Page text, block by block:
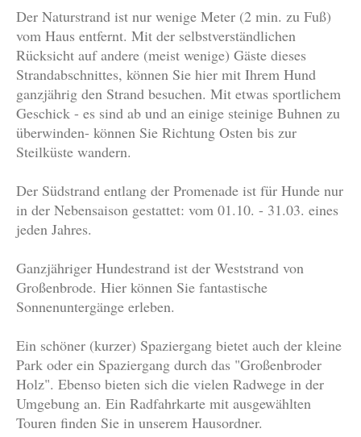
Der Naturstrand ist nur wenige Meter (2 min. zu Fuß)
vom Haus entfernt. Mit der selbstverständlichen
Rücksicht auf andere (meist wenige) Gäste dieses
Strandabschnittes, können Sie hier mit Ihrem Hund
ganzjährig den Strand besuchen. Mit etwas sportlichem
Geschick - es sind ab und an einige steinige Buhnen zu
überwinden- können Sie Richtung Osten bis zur
Steilküste wandern.
Der Südstrand entlang der Promenade ist für Hunde nur
in der Nebensaison gestattet: vom 01.10. - 31.03. eines
jeden Jahres.
Ganzjähriger Hundestrand ist der Weststrand von
Großenbrode. Hier können Sie fantastische
Sonnenuntergänge erleben.
Ein schöner (kurzer) Spaziergang bietet auch der kleine
Park oder ein Spaziergang durch das "Großenbroder
Holz". Ebenso bieten sich die vielen Radwege in der
Umgebung an. Ein Radfahrkarte mit ausgewählten
Touren finden Sie in unserem Hausordner.